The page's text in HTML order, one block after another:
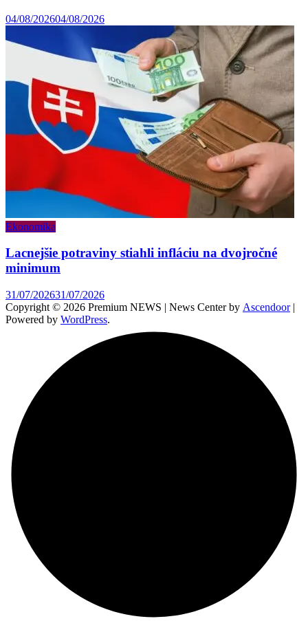
04/08/202604/08/2026
Ekonomika
Lacnejšie potraviny stiahli infláciu na dvojročné
minimum
31/07/202631/07/2026
Copyright © 2026 Premium NEWS | News Center by Ascendoor|
Powered by WordPress.